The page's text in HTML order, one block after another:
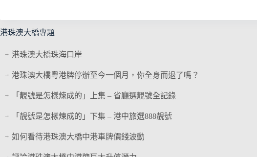
港珠澳大橋專題
港珠澳大橋珠海口岸
港珠澳大橋粵港牌停辦至今一個月，你全身而退了嗎？
「靚號是怎樣煉成的」上集 – 省廳選靚號全記錄
「靚號是怎樣煉成的」下集 – 港中旅選888靚號
如何看待港珠澳大橋中港車牌價錢波動